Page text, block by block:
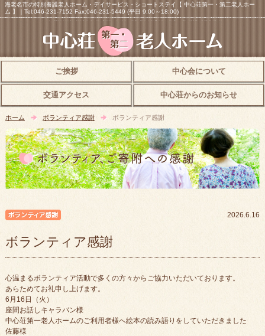
海老名市の特別養護老人ホーム・デイサービス・ショートステイ【 中心荘第一・第二老人ホー
ム 】｜Tel:046-231-7152 Fax:046-231-5449 (平日 9:00～18:00)
ご挨拶 中心会について
交通アクセス 中心荘からのお知らせ
ホーム ボランティア感謝 ボランティア感謝
2026.6.16
ボランティア感謝
心温まるボランティア活動で多くの方々からご協力いただいております。
あらためてお礼申し上げます。
6月16日（火）
座間お話しキャラバン様
中心荘第一老人ホームのご利用者様へ絵本の読み語りをしていただきました
佐藤様